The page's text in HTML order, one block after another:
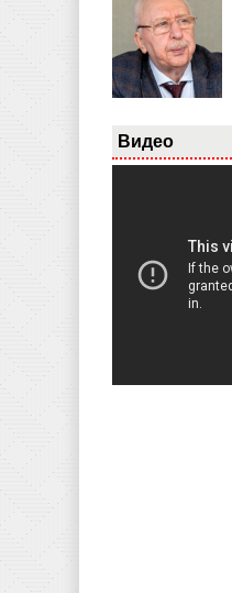
Видео